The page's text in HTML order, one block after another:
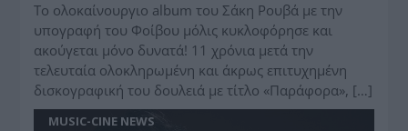
Το ολοκαίνουργιο album του Σάκη Ρουβά με την
υπογραφή του Φοίβου μόλις κυκλοφόρησε και
ακούγεται μόνο δυνατά! 11 χρόνια μετά την
τελευταία ολοκληρωμένη και άκρως επιτυχημένη
δισκογραφική του δουλειά με τίτλο «Παράφορα», […]
MUSIC-CINE NEWS